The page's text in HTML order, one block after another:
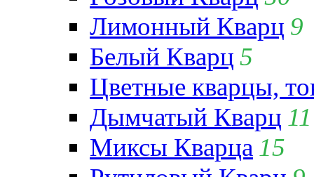
Лимонный Кварц 9
Белый Кварц 5
Цветные кварцы,
Дымчатый Кварц 11
Миксы Кварца 15